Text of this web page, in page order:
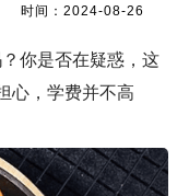
时间：2024-08-26
你是否在疑惑，这
心，学费并不高